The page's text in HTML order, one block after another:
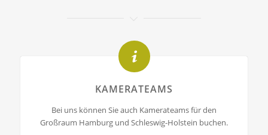
KAMERATEAMS
Bei uns können Sie auch Kamerateams für den
Großraum Hamburg und Schleswig-Holstein buchen.